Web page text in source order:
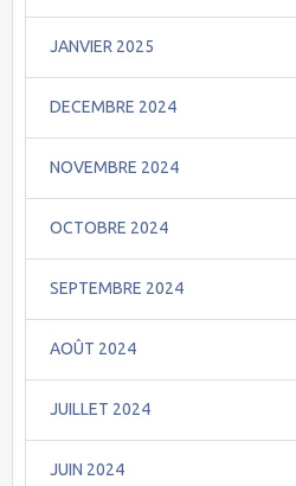
JANVIER 2025
DECEMBRE 2024
NOVEMBRE 2024
OCTOBRE 2024
SEPTEMBRE 2024
AOÛT 2024
JUILLET 2024
JUIN 2024